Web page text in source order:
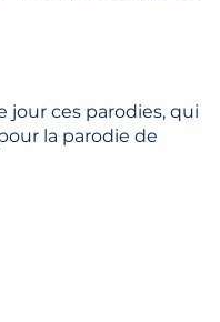
jour ces parodies, qui
la parodie de